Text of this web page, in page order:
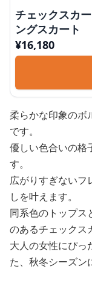
チェックスカ
ングスカート
¥16,180
柔らかな印象のボ
です。
優しい色合いの格
す。
広がりすぎないフ
しを叶えます。
同系色のトップス
のあるチェックス
大人の女性にぴっ
た、秋冬シーズン